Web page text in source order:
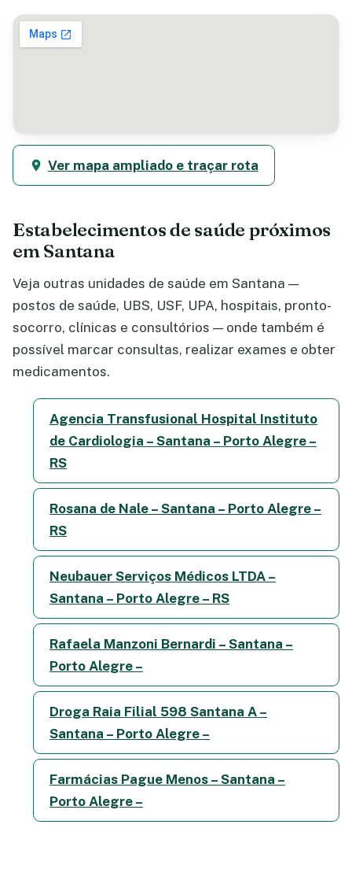
Ver mapa ampliado e traçar rota
Estabelecimentos de saúde próximos
em Santana
Veja outras unidades de saúde em Santana —
postos de saúde, UBS, USF, UPA, hospitais, pronto-
socorro, clínicas e consultórios — onde também é
possível marcar consultas, realizar exames e obter
medicamentos.
Agencia Transfusional Hospital Instituto
de Cardiologia – Santana – Porto Alegre –
RS
Rosana de Nale – Santana – Porto Alegre –
RS
Neubauer Serviços Médicos LTDA –
Santana – Porto Alegre – RS
Rafaela Manzoni Bernardi – Santana –
Porto Alegre –
Droga Raia Filial 598 Santana A –
Santana – Porto Alegre –
Farmácias Pague Menos – Santana –
Porto Alegre –